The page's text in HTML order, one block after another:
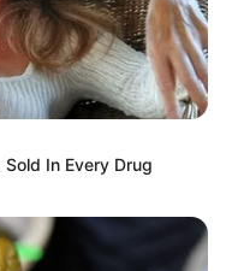
luta
In Every Drug